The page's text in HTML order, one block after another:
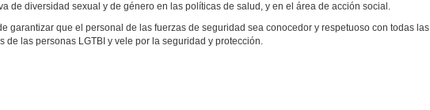
de diversidad sexual y de género en las políticas de salud, y en el área de acción social.
garantizar que el personal de las fuerzas de seguridad sea conocedor y respetuoso con todas las
de las personas LGTBI y vele por la seguridad y protección.